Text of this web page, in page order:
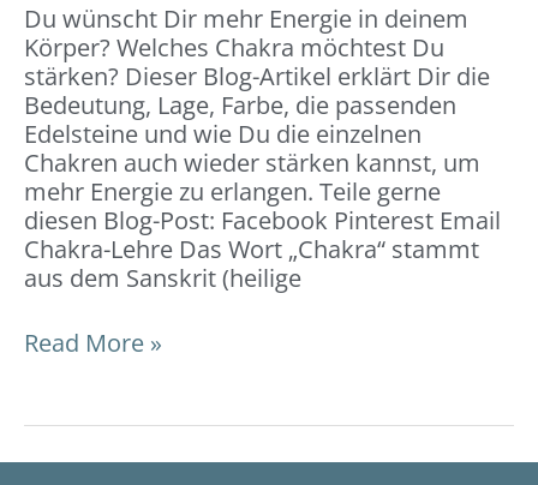
Du wünscht Dir mehr Energie in deinem
Körper? Welches Chakra möchtest Du
stärken? Dieser Blog-Artikel erklärt Dir die
Bedeutung, Lage, Farbe, die passenden
Edelsteine und wie Du die einzelnen
Chakren auch wieder stärken kannst, um
mehr Energie zu erlangen. Teile gerne
diesen Blog-Post: Facebook Pinterest Email
Chakra-Lehre Das Wort „Chakra“ stammt
aus dem Sanskrit (heilige
Read More »